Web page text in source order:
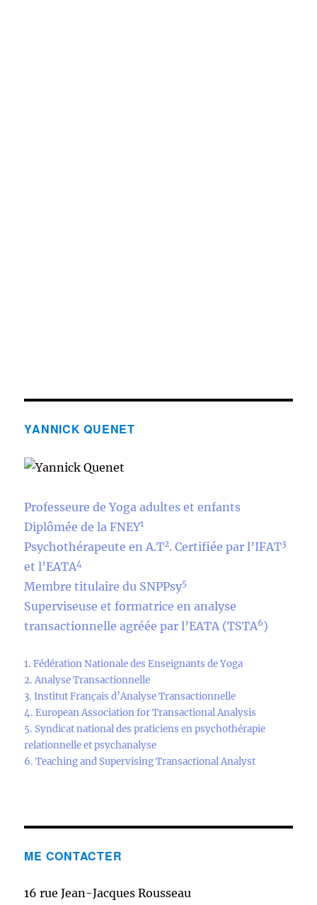
YANNICK QUENET
Professeure de Yoga adultes et enfants
Diplômée de la FNEY1
Psychothérapeute en A.T2. Certifiée par l’IFAT3
et l’EATA4
Membre titulaire du SNPPsy5
Superviseuse et formatrice en analyse
transactionnelle agréée par l’EATA (TSTA6)
1. Fédération Nationale des Enseignants de Yoga
2. Analyse Transactionnelle
3. Institut Français d’Analyse Transactionnelle
4. European Association for Transactional Analysis
5. Syndicat national des praticiens en psychothérapie
relationnelle et psychanalyse
6. Teaching and Supervising Transactional Analyst
ME CONTACTER
16 rue Jean-Jacques Rousseau